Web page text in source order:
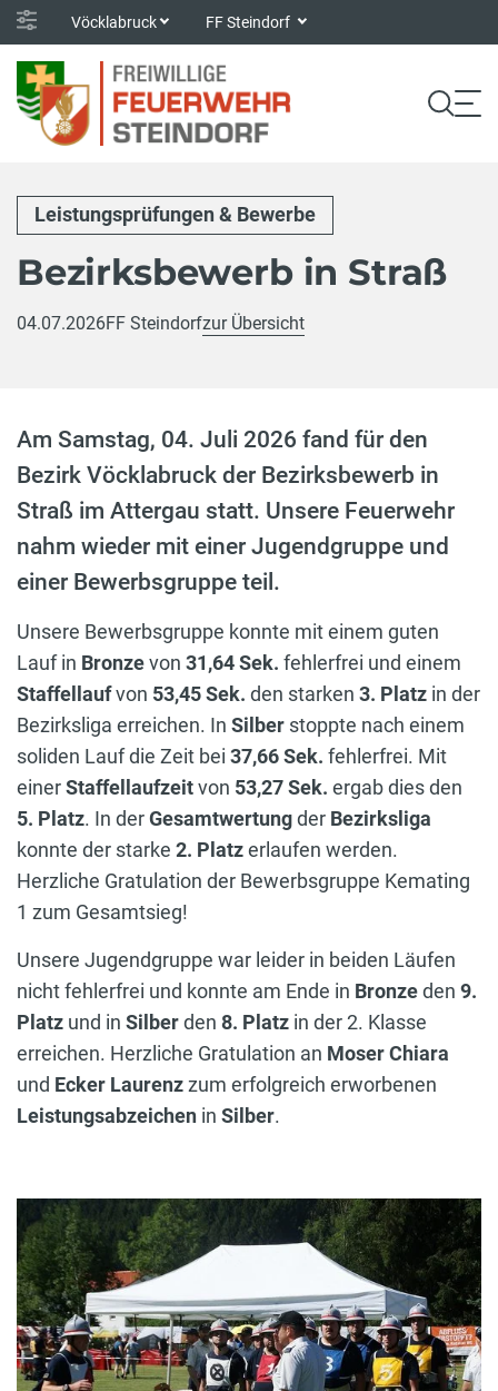
Vöcklabruck FF Steindorf
Leistungsprüfungen & Bewerbe
Bezirksbewerb in Straß
04.07.2026FF Steindorfzur Übersicht
Am Samstag, 04. Juli 2026 fand für den
Bezirk Vöcklabruck der Bezirksbewerb in
Straß im Attergau statt. Unsere Feuerwehr
nahm wieder mit einer Jugendgruppe und
einer Bewerbsgruppe teil.
Unsere Bewerbsgruppe konnte mit einem guten
Lauf in Bronzevon 31,64 Sek. fehlerfrei und einem
Staffellaufvon 53,45 Sek. den starken 3. Platz in der
Bezirksliga erreichen. In Silber stoppte nach einem
soliden Lauf die Zeit bei 37,66 Sek. fehlerfrei. Mit
einerStaffellaufzeitvon 53,27 Sek. ergab dies den
5. Platz. In derGesamtwertungder Bezirksliga
konnte der starke 2. Platzerlaufen werden.
Herzliche Gratulation der Bewerbsgruppe Kemating
1 zum Gesamtsieg!
Unsere Jugendgruppe war leider in beiden Läufen
nicht fehlerfrei und konnte am Ende in Bronzeden 9.
Platz und in Silberden 8. Platz in der 2. Klasse
erreichen. Herzliche Gratulation an Moser Chiara
und Ecker Laurenzzum erfolgreich erworbenen
Leistungsabzeichen in Silber.